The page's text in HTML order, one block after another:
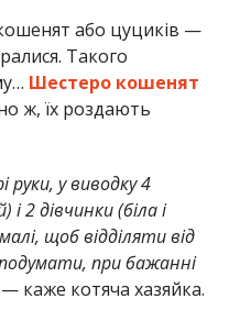
або цуциків —
Такого
Шестеро кошенят
ж, їх роздають
руки, у виводку 4
і 2 дівчинки (біла і
щоб відділяти від
при бажанні
каже котяча хазяйка.